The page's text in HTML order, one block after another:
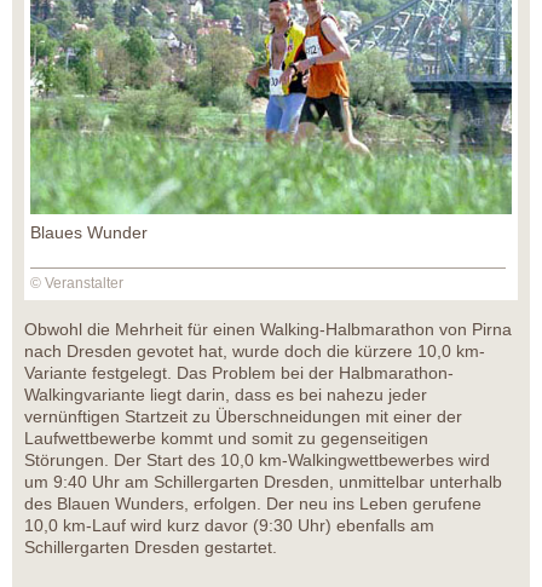
Blaues Wunder
© Veranstalter
Obwohl die Mehrheit für einen Walking-Halbmarathon von Pirna
nach Dresden gevotet hat, wurde doch die kürzere 10,0 km-
Variante festgelegt. Das Problem bei der Halbmarathon-
Walkingvariante liegt darin, dass es bei nahezu jeder
vernünftigen Startzeit zu Überschneidungen mit einer der
Laufwettbewerbe kommt und somit zu gegenseitigen
Störungen. Der Start des 10,0 km-Walkingwettbewerbes wird
um 9:40 Uhr am Schillergarten Dresden, unmittelbar unterhalb
des Blauen Wunders, erfolgen. Der neu ins Leben gerufene
10,0 km-Lauf wird kurz davor (9:30 Uhr) ebenfalls am
Schillergarten Dresden gestartet.